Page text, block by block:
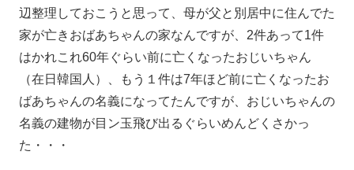
辺整理しておこうと思って、母が父と別居中に住んでた
家が亡きおばあちゃんの家なんですが、2件あって1件
はかれこれ60年ぐらい前に亡くなったおじいちゃん
（在日韓国人）、もう１件は7年ほど前に亡くなったお
ばあちゃんの名義になってたんですが、おじいちゃんの
名義の建物が目ン玉飛び出るぐらいめんどくさかっ
た・・・